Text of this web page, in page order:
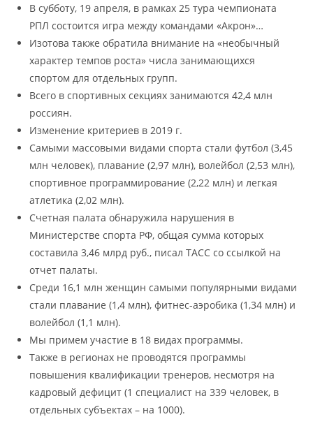
В субботу, 19 апреля, в рамках 25 тура чемпионата
РПЛ состоится игра между командами «Акрон»…
Изотова также обратила внимание на «необычный
характер темпов роста» числа занимающихся
спортом для отдельных групп.
Всего в спортивных секциях занимаются 42,4 млн
россиян.
Изменение критериев в 2019 г.
Самыми массовыми видами спорта стали футбол (3,45
млн человек), плавание (2,97 млн), волейбол (2,53 млн),
спортивное программирование (2,22 млн) и легкая
атлетика (2,02 млн).
Счетная палата обнаружила нарушения в
Министерстве спорта РФ, общая сумма которых
составила 3,46 млрд руб., писал ТАСС со ссылкой на
отчет палаты.
Среди 16,1 млн женщин самыми популярными видами
стали плавание (1,4 млн), фитнес-аэробика (1,34 млн) и
волейбол (1,1 млн).
Мы примем участие в 18 видах программы.
Также в регионах не проводятся программы
повышения квалификации тренеров, несмотря на
кадровый дефицит (1 специалист на 339 человек, в
отдельных субъектах – на 1000).